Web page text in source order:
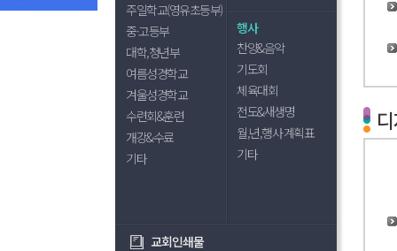
주일학교(영유초등부)
중·고등부
대학,청년부
여름성경학교
겨울성경학교
수련회&훈련
개강&수료
기타
행사
찬양&음악
기도회
체육대회
전도&새생명
월,년,행사 계획표
기타
교회인쇄물